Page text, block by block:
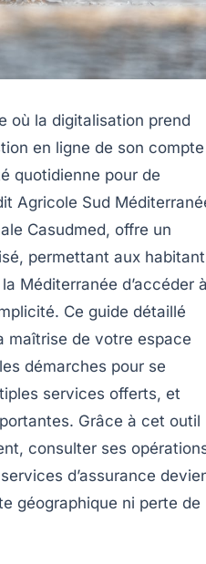
où la digitalisation prend
en ligne de son compte
quotidienne pour de
Agricole Sud
Casudmed, offre un
permettant aux
Méditerranée d’accéder
Ce guide détaillé
maîtrise de votre espace
démarches pour se
services offerts, et
Grâce à cet outil
consulter ses
d’assurance
géographique ni perte de